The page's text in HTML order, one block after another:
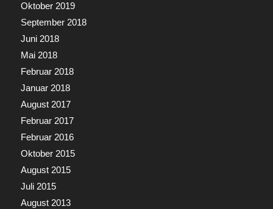
Oktober 2019
September 2018
Juni 2018
Mai 2018
Februar 2018
Januar 2018
August 2017
Februar 2017
Februar 2016
Oktober 2015
August 2015
Juli 2015
August 2013